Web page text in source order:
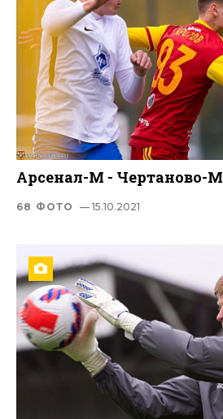
Арсенал-М - Чертаново-М
68 ФОТО — 15.10.2021